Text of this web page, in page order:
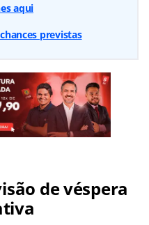
aqui
previstas
de véspera